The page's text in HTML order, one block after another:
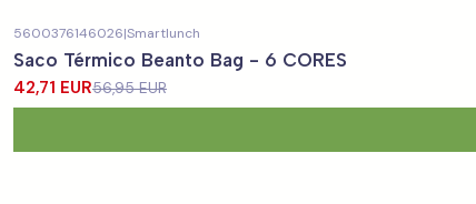
DESCONTO
5600376146026|Smartlunch
Saco Térmico Beanto Bag - 6 CORES
42,71 EUR56,95 EUR